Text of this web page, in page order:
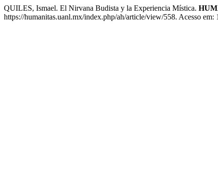
QUILES, Ismael. El Nirvana Budista y la Experiencia Mística.
https://humanitas.uanl.mx/index.php/ah/article/view/558. Acesso em: